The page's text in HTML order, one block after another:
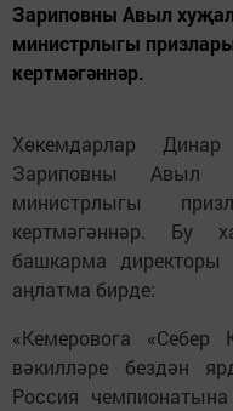
Зариповны Авыл
министрлыгы
кертмәгәннәр.
Хөкемдарлар
Зариповны Авыл
министрлыгы
кертмәгәннәр. Бу
башкарма
аңлатма бирде:
«Кемеровога «Себер
вәкилләре бездән
Россия